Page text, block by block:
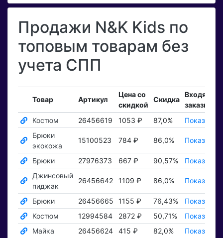
Продажи N&K Kids по
топовым товарам без
учета СПП
Товар Артикул
Цена со
скидкой
Скидка
Входящие
заказы
Костюм
26456619 1053 ₽ 87,0%
Показать ₽
Брюки
экокожа
15100523 784 ₽ 86,0% Показать ₽
Брюки 27976373 667 ₽ 90,57%
Показать ₽
Джинсовый
пиджак
26456642 1109 ₽ 86,0% Показать ₽
Брюки 26456665 1155 ₽ 76,43%
Показать ₽
Костюм
12994584 2872 ₽ 50,71%
Показать ₽
Майка
26456624 415 ₽ 82,0%
Показать ₽